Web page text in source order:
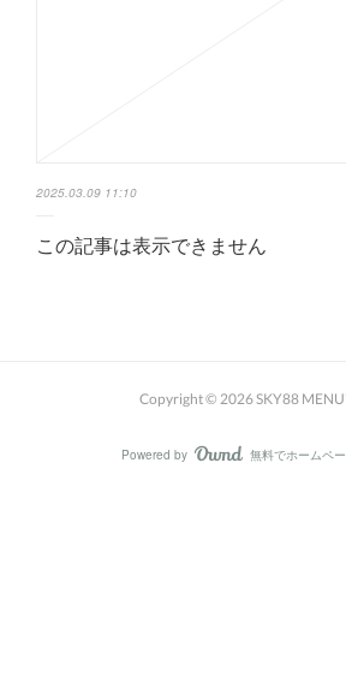
2025.03.09 11:10
この記事は表示できません
Copyright © 2026SKY88
Powered by AmebaOwnd
無料でホームペ